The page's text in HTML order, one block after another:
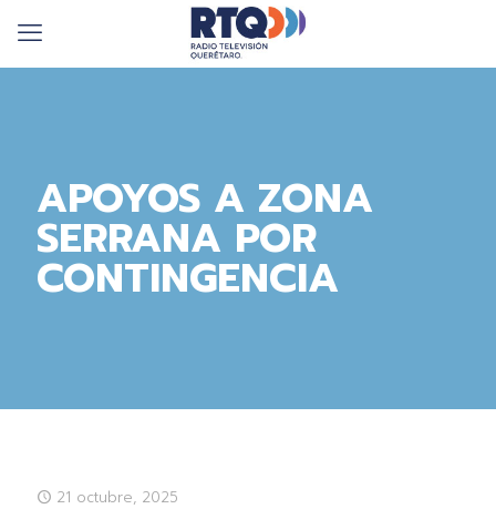
APOYOS A ZONA
SERRANA POR
CONTINGENCIA
21 octubre, 2025